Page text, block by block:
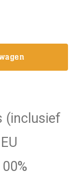
(inclusief